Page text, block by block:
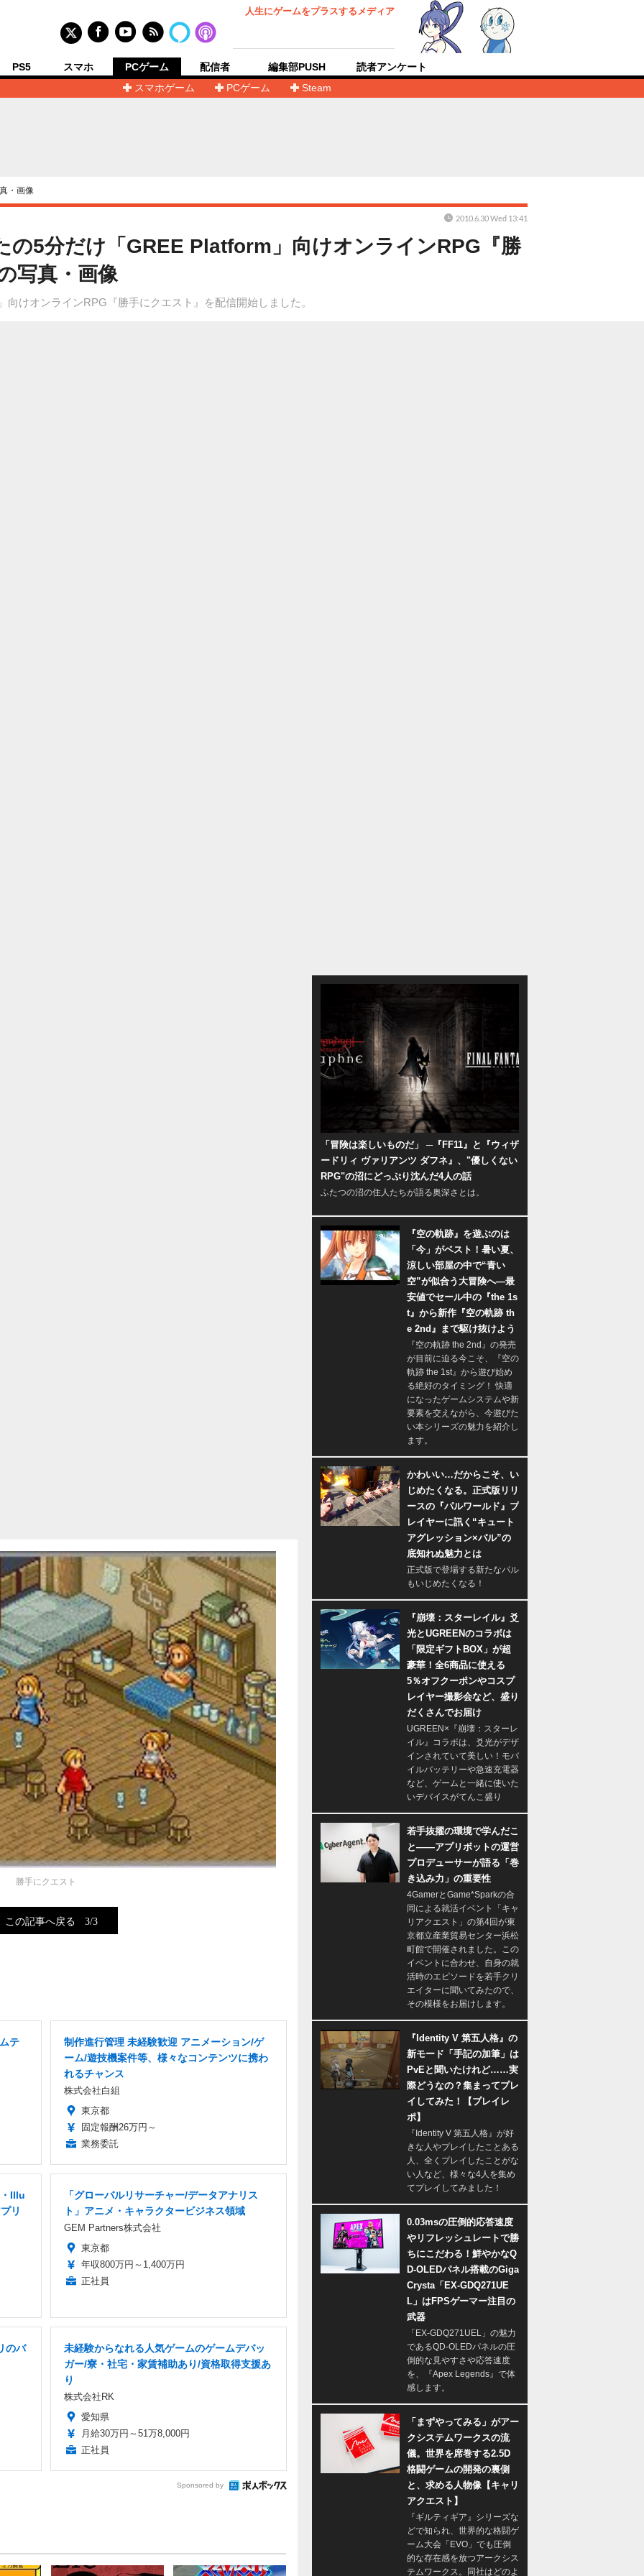
人生にゲームをプラスするメディア
PS5 スマホ
PCゲーム
スマホゲーム
PCゲーム Steam
配信者 編集部PUSH 読者アンケート
・画像
の5分だけ「GREE Platform」向けオンラインRPG『勝
写真・画像
けオンラインRPG『勝手にクエスト』を配信開始しました。
2010.6.30 Wed 13:41
勝手にクエスト
この記事へ戻る 3/3
テ
制作進行管理 未経験歓迎 アニメーション/ゲ
ーム/遊技機案件等、様々なコンテンツに携わ
れるチャンス
株式会社白組
東京都
固定報酬26万円～
業務委託
Illu
リ
「グローバルリサーチャー/データアナリス
ト」アニメ・キャラクタービジネス領域
GEM Partners株式会社
東京都
年収800万円～1,400万円
正社員
のバ
未経験からなれる人気ゲームのゲームデバッ
ガー/寮・社宅・家賃補助あり/資格取得支援あ
り
株式会社RK
愛知県
月給30万円～51万8,000円
正社員
Sponsored by
「冒険は楽しいものだ」 ─『FF11』と『ウィザ
ードリィ ヴァリアンツ ダフネ』、"優しくない
RPG"の沼にどっぷり沈んだ4人の話
ふたつの沼の住人たちが語る奥深さとは。
『空の軌跡』を遊ぶのは
「今」がベスト！暑い夏、
涼しい部屋の中で“青い
空”が似合う大冒険へ―最
安値でセール中の『the 1s
t』から新作『空の軌跡 th
e 2nd』まで駆け抜けよう
『空の軌跡 the 2nd』の発売
が目前に迫る今こそ、『空の
軌跡 the 1st』から遊び始め
る絶好のタイミング！ 快適
になったゲームシステムや新
要素を交えながら、今遊びた
い本シリーズの魅力を紹介し
ます。
かわいい…だからこそ、い
じめたくなる。正式版リリ
ースの『パルワールド』プ
レイヤーに訊く“キュート
アグレッション×パル”の
底知れぬ魅力とは
正式版で登場する新たなパル
もいじめたくなる！
『崩壊：スターレイル』爻
光とUGREENのコラボは
「限定ギフトBOX」が超
豪華！全6商品に使える
5％オフクーポンやコスプ
レイヤー撮影会など、盛り
だくさんでお届け
UGREEN×『崩壊：スターレ
イル』コラボは、爻光がデザ
インされていて美しい！モバ
イルバッテリーや急速充電器
など、ゲームと一緒に使いた
いデバイスがてんこ盛り
若手抜擢の環境で学んだこ
と――アプリボットの運営
プロデューサーが語る「巻
き込み力」の重要性
4GamerとGame*Sparkの合
同による就活イベント「キャ
リアクエスト」の第4回が東
京都立産業貿易センター浜松
町館で開催されました。この
イベントに合わせ、自身の就
活時のエピソードを若手クリ
エイターに聞いてみたので、
その模様をお届けします。
『Identity V 第五人格』の
新モード「手記の加筆」は
PvEと聞いたけれど……実
際どうなの？集まってプレ
イしてみた！【プレイレ
ポ】
『Identity V 第五人格』が好
きな人やプレイしたことある
人、全くプレイしたことがな
い人など、様々な4人を集め
てプレイしてみました！
0.03msの圧倒的応答速度
やリフレッシュレートで勝
ちにこだわる！鮮やかなQ
D-OLEDパネル搭載のGiga
Crysta「EX-GDQ271UE
L」はFPSゲーマー注目の
武器
「EX-GDQ271UEL」の魅力
であるQD-OLEDパネルの圧
倒的な見やすさや応答速度
を、『Apex Legends』で体
感します。
「まずやってみる」がアー
クシステムワークスの流
儀。世界を席巻する2.5D
格闘ゲームの開発の裏側
と、求める人物像【キャリ
アクエスト】
『ギルティギア』シリーズな
どで知られ、世界的な格闘ゲ
ーム大会「EVO」でも圧倒
的な存在感を放つアークシス
テムワークス。同社はどのよ